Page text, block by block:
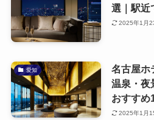
選｜駅近
2025年1月
愛知
名古屋ホ
温泉・夜
おすすめ
2025年1月